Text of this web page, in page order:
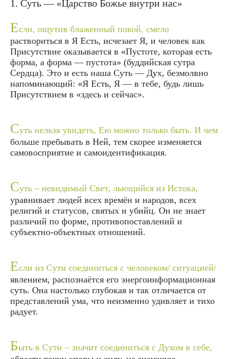
1. Суть — «Царство Божье внутри нас»
Если, ощутив блаженный покой, смело
раствориться в Я Есть, исчезает Я, и человек как
Присутствие оказывается в «Пустоте, которая есть
форма, а форма — пустота» (буддийская сутра
Сердца). Это и есть наша Суть — Дух, безмолвно
напоминающий: «Я Есть, Я — в тебе, будь лишь
Присутствием в «здесь и сейчас».
Суть нельзя увидеть, Ею можно только быть. И чем
больше пребывать в Ней, тем скорее изменяется
самовосприятие и самоидентификация.
Суть – невидимый Свет, льющийся из Истока,
уравнивает людей всех времён и народов, всех
религий и статусов, святых и убийц. Он не знает
различий по форме, противопоставлений и
субъектно-объектных отношений.
Если из Сути соединиться с человеком/ ситуацией/
явлением, распознаётся его энергоинформационная
суть. Она настолько глубокая и так отличается от
представлений ума, что неизменно удивляет и тихо
радует.
Быть в Сути – значит соединиться с Духом в себе,